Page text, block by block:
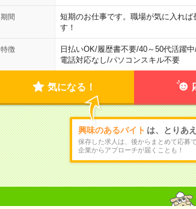
期間
短期のお仕事です。職場が気に入
す！
特徴 日払いOK/履歴書不要/40～50代活躍中
電話対応なし/パソコンスキル不要
気になる！
興味のあるバイト は、とりあ
保存した求人は、後からまとめて応募で
企業からアプローチが届くことも！